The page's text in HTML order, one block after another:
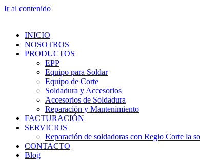
Ir al contenido
INICIO
NOSOTROS
PRODUCTOS
EPP
Equipo para Soldar
Equipo de Corte
Soldadura y Accesorios
Accesorios de Soldadura
Reparación y Mantenimiento
FACTURACIÓN
SERVICIOS
Reparación de soldadoras con Regio Corte la
CONTACTO
Blog